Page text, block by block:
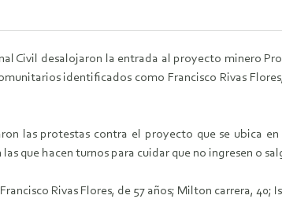
Civil desalojaron la entrada al proyecto minero
identificados como Francisco Rivas
las protestas contra el proyecto que se ubica
que hacen turnos para cuidar que no ingresen o
Rivas Flores, de 57 años; Milton carrera, 40;